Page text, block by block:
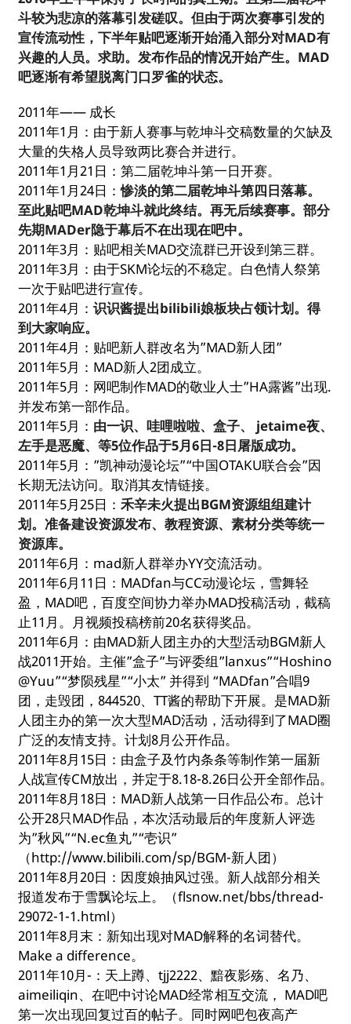
斗较为悲凉的落幕引发磋叹。但由于两次赛事引发的
宣传流动性，下半年贴吧逐渐开始涌入部分对MAD有
兴趣的人员。求助。发布作品的情况开始产生。MAD
吧逐渐有希望脱离门口罗雀的状态。
2011年—— 成长
2011年1月：由于新人赛事与乾坤斗交稿数量的欠缺及
大量的失格人员导致两比赛合并进行。
2011年1月21日：第二届乾坤斗第一日开赛。
2011年1月24日：惨淡的第二届乾坤斗第四日落幕。
至此贴吧MAD乾坤斗就此终结。再无后续赛事。部分
先期MADer隐于幕后不在出现在吧中。
2011年3月：贴吧相关MAD交流群已开设到第三群。
2011年3月：由于SKM论坛的不稳定。白色情人祭第
一次于贴吧进行宣传。
2011年4月： 识识酱提出bilibili娘板块占领计划。得
到大家响应。
2011年4月：贴吧新人群改名为”MAD新人团”
2011年5月：MAD新人2团成立。
2011年5月：网吧制作MAD的敬业人士”HA露酱”出现.
并发布第一部作品。
2011年5月： 由一识、哇哩啦啦、盒子、 jetaime夜、
左手是恶魔、等5位作品于5月6日-8日屠版成功。
2011年5月：”凯神动漫论坛”“中国OTAKU联合会”因
长期无法访问。取消其友情链接。
2011年5月25日： 禾辛未火提出BGM资源组组建计
划。准备建设资源发布、教程资源、素材分类等统一
资源库。
2011年6月：mad新人群举办YY交流活动。
2011年6月11日：MADfan与CC动漫论坛，雪舞轻
盈，MAD吧，百度空间协力举办MAD投稿活动，截稿
止11月。月视频投稿榜前20名获得奖品。
2011年6月：由MAD新人团主办的大型活动BGM新人
战2011开始。主催”盒子”与评委组”lanxus”“Hoshino
@Yuu”“梦陨残星”“小太” 并得到 “MADfan”合唱9
团，走毁团，844520、TT酱的帮助下开展。是MAD新
人团主办的第一次大型MAD活动，活动得到了MAD圈
广泛的友情支持。计划8月公开作品。
2011年8月15日：由盒子及竹内条条等制作第一届新
人战宣传CM放出，并定于8.18-8.26日公开全部作品。
2011年8月18日：MAD新人战第一日作品公布。总计
公开28只MAD作品，本次活动最后的年度新人评选
为”秋风”“N.ec鱼丸”“壱识”
（http://www.bilibili.com/sp/BGM-新人团）
2011年8月20日：因度娘抽风过强。新人战部分相关
报道发布于雪飘论坛上。（flsnow.net/bbs/thread-
29072-1-1.html）
2011年8月末：新知出现对MAD解释的名词替代。
Make a difference。
2011年10月-：天上蹲、tjj2222、黯夜影殇、名乃、
aimeiliqin、在吧中讨论MAD经常相互交流， MAD吧
第一次出现回复过百的帖子。同时网吧包夜高产